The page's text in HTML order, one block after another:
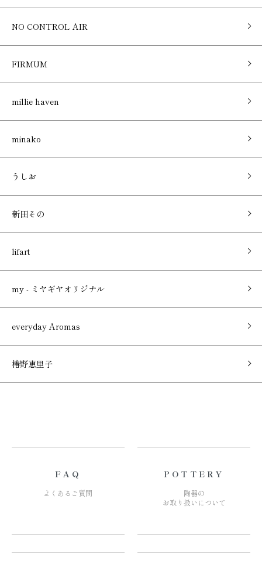
NO CONTROL AIR
FIRMUM
millie haven
minako
うしお
新田その
lifart
my - ミヤギヤオリジナル
everyday Aromas
椿野恵里子
FAQ
よくあるご質問
POTTERY
陶器の
お取り扱いについて